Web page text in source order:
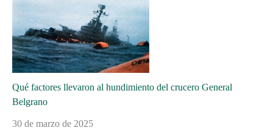
Qué factores llevaron al hundimiento del crucero General
Belgrano
30 de marzo de 2025